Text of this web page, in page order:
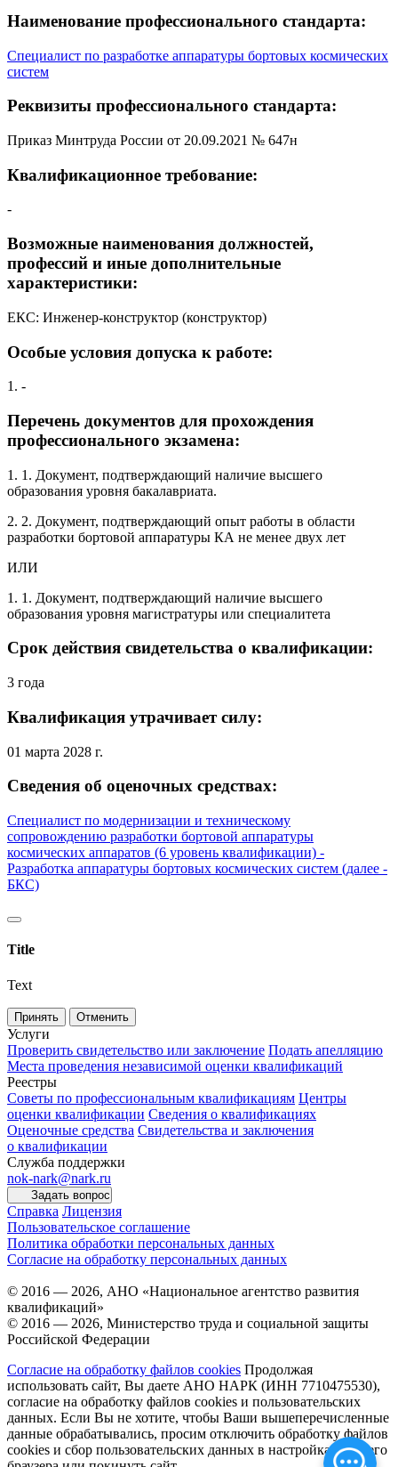
Наименование профессионального стандарта:
Специалист по разработке аппаратуры бортовых космических
систем
Реквизиты профессионального стандарта:
Приказ Минтруда России от 20.09.2021 № 647н
Квалификационное требование:
-
Возможные наименования должностей,
профессий и иные дополнительные
характеристики:
ЕКС: Инженер-конструктор (конструктор)
Особые условия допуска к работе:
1. -
Перечень документов для прохождения
профессионального экзамена:
1. 1. Документ, подтверждающий наличие высшего
образования уровня бакалавриата.
2. 2. Документ, подтверждающий опыт работы в области
разработки бортовой аппаратуры КА не менее двух лет
ИЛИ
1. 1. Документ, подтверждающий наличие высшего
образования уровня магистратуры или специалитета
Срок действия свидетельства о квалификации:
3 года
Квалификация утрачивает силу:
01 марта 2028 г.
Сведения об оценочных средствах:
Специалист по модернизации и техническому
сопровождению разработки бортовой аппаратуры
космических аппаратов (6 уровень квалификации) -
Разработка аппаратуры бортовых космических систем (далее -
БКС)
Title
Text
Принять Отменить
Услуги
Проверить свидетельство или заключение Подать апелляцию
Места проведения независимой оценки квалификаций
Реестры
Советы по профессиональным квалификациям Центры
оценки квалификации Сведения о квалификациях
Оценочные средства Свидетельства и заключения
о квалификации
Служба поддержки
nok-nark@nark.ru
Задать вопрос
Справка Лицензия
Пользовательское соглашение
Политика обработки персональных данных
Согласие на обработку персональных данных
© 2016 — 2026, АНО «Национальное агентство развития
квалификаций»
© 2016 — 2026, Министерство труда и социальной защиты
Российской Федерации
Согласие на обработку файлов cookies Продолжая
использовать сайт, Вы даете АНО НАРК (ИНН 7710475530),
согласие на обработку файлов cookies и пользовательских
данных. Если Вы не хотите, чтобы Ваши вышеперечисленные
данные обрабатывались, просим отключить обработку файлов
cookies и сбор пользовательских данных в настройках Вашего